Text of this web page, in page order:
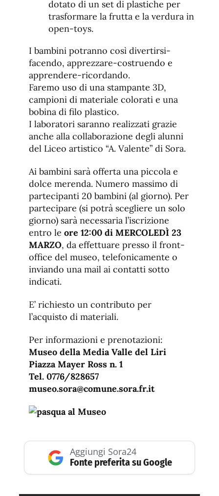
dotato di un set di plastiche per
trasformare la frutta e la verdura in
open-toys.
I bambini potranno così divertirsi-
facendo, apprezzare-costruendo e
apprendere-ricordando.
Faremo uso di una stampante 3D,
campioni di materiale colorati e una
bobina di filo plastico.
I laboratori saranno realizzati grazie
anche alla collaborazione degli alunni
del Liceo artistico “A. Valente” di Sora.
Ai bambini sarà offerta una piccola e
dolce merenda. Numero massimo di
partecipanti 20 bambini (al giorno). Per
partecipare (si potrà scegliere un solo
giorno) sarà necessaria l’iscrizione
entro le ore 12:00 di MERCOLEDÌ 23
MARZO, da effettuare presso il front-
office del museo, telefonicamente o
inviando una mail ai contatti sotto
indicati.
E’ richiesto un contributo per
l’acquisto di materiali.
Per informazioni e prenotazioni:
Museo della Media Valle del Liri
Piazza Mayer Ross n. 1
Tel. 0776/828657
museo.sora@comune.sora.fr.it
Aggiungi Sora24
Fonte preferita su Google